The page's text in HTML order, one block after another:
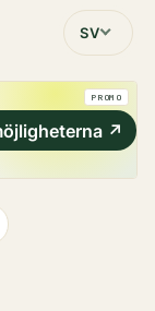
SV
↗
PROMO